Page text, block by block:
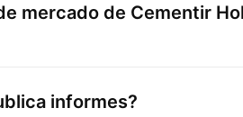
mercado de Cementir
informes?